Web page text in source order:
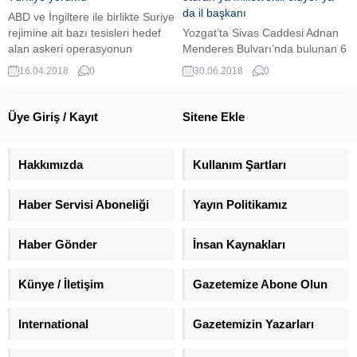
ABD ve İngiltere ile birlikte Suriye
rejimine ait bazı tesisleri hedef
alan askeri operasyonun
başarıya ulaştığını söyleyen
Fransa Cumhurbaşkanı
Türkiye yorumu geldi. Fransız
yeninden kredibilite elde
ayırmayı sağladığını söyledi.
tarafından...
16.04.2018 0
da il başkanı
Yozgat’ta Sivas Caddesi Adnan
Menderes Bulvarı’nda bulunan 6
katlı, 12 daireli Ersoy
Apartmanı’ndan son 27 yılda 4
Milliyetçi Hareket Partisi’nden 2,
1 milletvekilini Meclis’e gönderdi
6...
30.06.2018 0
Üye Giriş / Kayıt Sitene Ekle
Hakkımızda Kullanım Şartları
Haber Servisi Aboneliği Yayın Politikamız
Haber Gönder İnsan Kaynakları
Künye / İletişim Gazetemize Abone Olun
International Gazetemizin Yazarları